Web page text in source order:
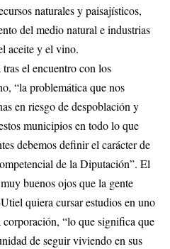
naturales y paisajísticos,
del medio natural e industrias
aceite y el vino.
el encuentro con los
“la problemática que nos
en riesgo de despoblación y
municipios en todo lo que
debemos definir el carácter de
de la Diputación”. El
buenos ojos que la gente
quiera cursar estudios en uno
“lo que significa que
de seguir viviendo en sus